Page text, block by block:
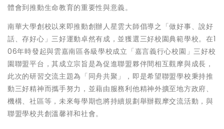
體會到推動生命教育的重要性與意義。
南華大學創校以來即推動創辦人星雲大師倡導之「做好事、說好
話、存好心」三好運動卓然有成，並獲選三好校園典範學校。在1
06年時發起與雲嘉南區各級學校成立「嘉言義行心校園」三好校
園聯盟平台，其成立宗旨是為促進聯盟夥伴間相互觀摩與成長，
此次的研習交流主題為「同舟共聚」，即是希望聯盟學校秉持推
動三好精神而攜手努力，並藉由服務利他精神外擴至地方政府、
機構、社區等，未來每學期也將持續規劃舉辦觀摩交流活動，與
聯盟學校共創溫馨祥和社會。